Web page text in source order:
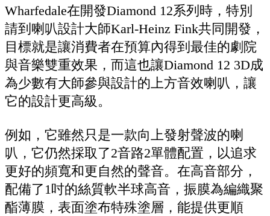
Wharfedale在開發Diamond 12系列時，特別
請到喇叭設計大師Karl-Heinz Fink共同開發，
目標就是讓消費者在預算內得到最佳的劇院
與音樂雙重效果，而這也讓Diamond 12 3D成
為少數有大師參與設計的上方音效喇叭，讓
它的設計更高級。
例如，它雖然只是一款向上發射聲波的喇
叭，它仍然採取了2音路2單體配置，以追求
更好的頻寬和更自然的聲音。在高音部分，
配備了1吋的絲質軟半球高音，振膜為編織聚
酯薄膜，表面塗布特殊塗層，能提供更順